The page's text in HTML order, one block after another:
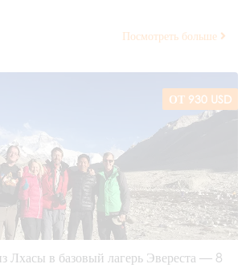
Посмотреть больше
ОТ 930 USD
Лхасы в базовый лагерь Эвереста — 8